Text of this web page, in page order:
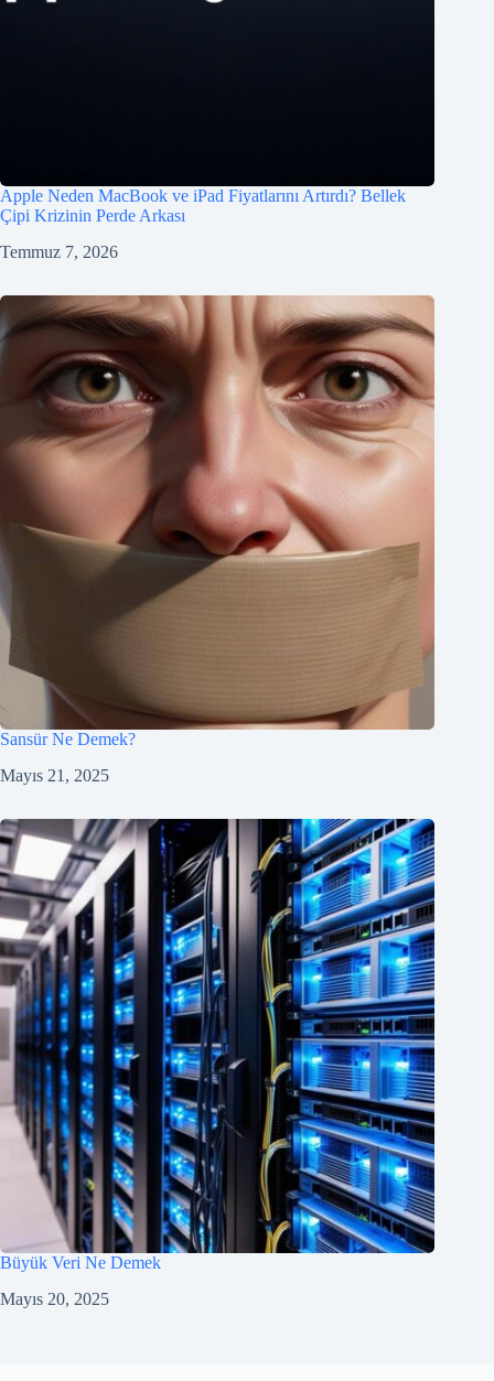
Apple Neden MacBook ve iPad Fiyatlarını Artırdı? Bellek
Çipi Krizinin Perde Arkası
Temmuz 7, 2026
Sansür Ne Demek?
Mayıs 21, 2025
Büyük Veri Ne Demek
Mayıs 20, 2025